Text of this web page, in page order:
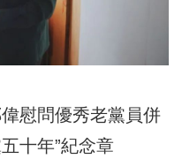
慰問優秀老黨員併
十年”紀念章